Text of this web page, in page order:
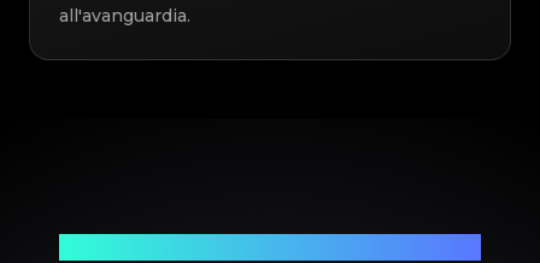
all'avanguardia.